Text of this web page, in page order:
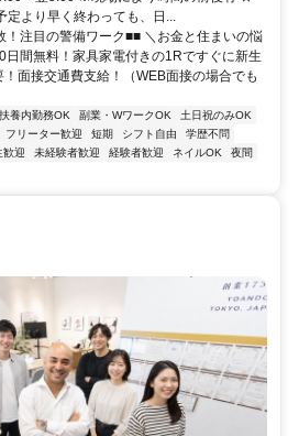
より早く終わっても、日...
！注目の警備ワーク■■ ＼お金と住まいの悩
日間無料！家具家電付きの1Rですぐに新生
面接交通費支給！（WEB面接の場合でも
扶養内勤務OK 副業・WワークOK
土日祝のみOK
フリーター歓迎 短期 シフト自由
学歴不問
歓迎 未経験者歓迎 経験者歓迎 ネイルOK
夜間